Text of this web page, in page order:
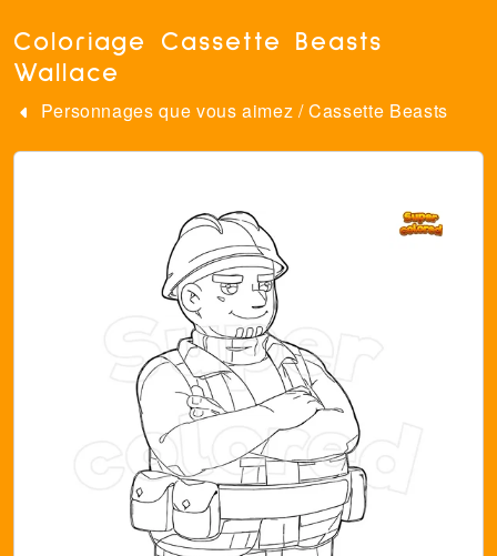
Coloriage Cassette Beasts
Wallace
Personnages que vous aimez /Cassette Beasts